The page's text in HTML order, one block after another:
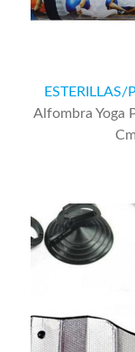
ESTERILLAS/
Alfombra Yoga
Cm